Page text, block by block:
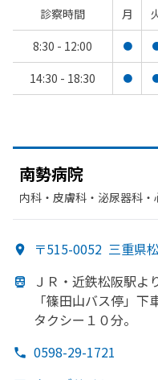
診察時間 月
8:30 - 12:00
●
14:30 - 18:30 ●
南勢病院
内科・​皮膚科・​泌尿器科
〒515-0052 三重県
ＪＲ・近鉄松阪駅より
「篠田山バス停」 下
タクシー１０分。
0598-29-1721